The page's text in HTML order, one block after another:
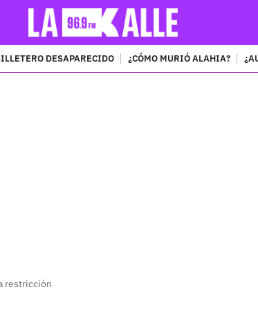
DESAPARECIDO ¿CÓMO MURIÓ ALAHIA?
restricción